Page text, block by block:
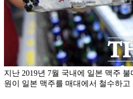
지난 2019년 7월 국내에 일본 맥주
원이 일본 맥주를 매대에서 철수하고